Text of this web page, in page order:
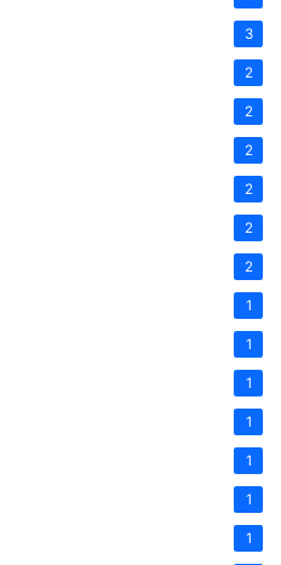
3
2
2
2
2
2
2
1
1
1
1
1
1
1